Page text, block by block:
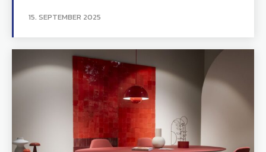
15. SEPTEMBER 2025